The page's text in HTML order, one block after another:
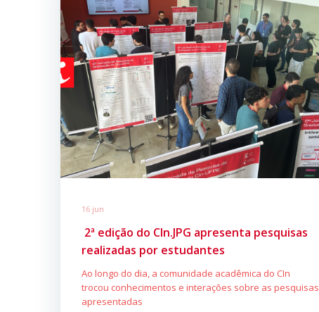
16 jun
2ª edição do CIn.JPG apresenta pesquisas
realizadas por estudantes
Ao longo do dia, a comunidade acadêmica do CIn
trocou conhecimentos e interações sobre as pesquisas
apresentadas